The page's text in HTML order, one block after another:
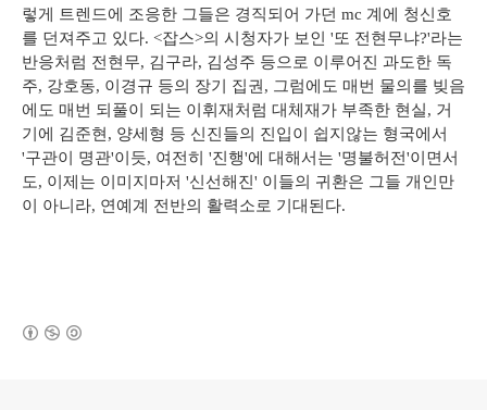
렇게 트렌드에 조응한 그들은 경직되어 가던 mc 계에 청신호
를 던져주고 있다. <잡스>의 시청자가 보인 '또 전현무냐?'라는
반응처럼 전현무, 김구라, 김성주 등으로 이루어진 과도한 독
주, 강호동, 이경규 등의 장기 집권, 그럼에도 매번 물의를 빚음
에도 매번 되풀이 되는 이휘재처럼 대체재가 부족한 현실, 거
기에 김준현, 양세형 등 신진들의 진입이 쉽지않는 형국에서
'구관이 명관'이듯, 여전히 '진행'에 대해서는 '명불허전'이면서
도, 이제는 이미지마저 '신선해진' 이들의 귀환은 그들 개인만
이 아니라, 연예계 전반의 활력소로 기대된다.